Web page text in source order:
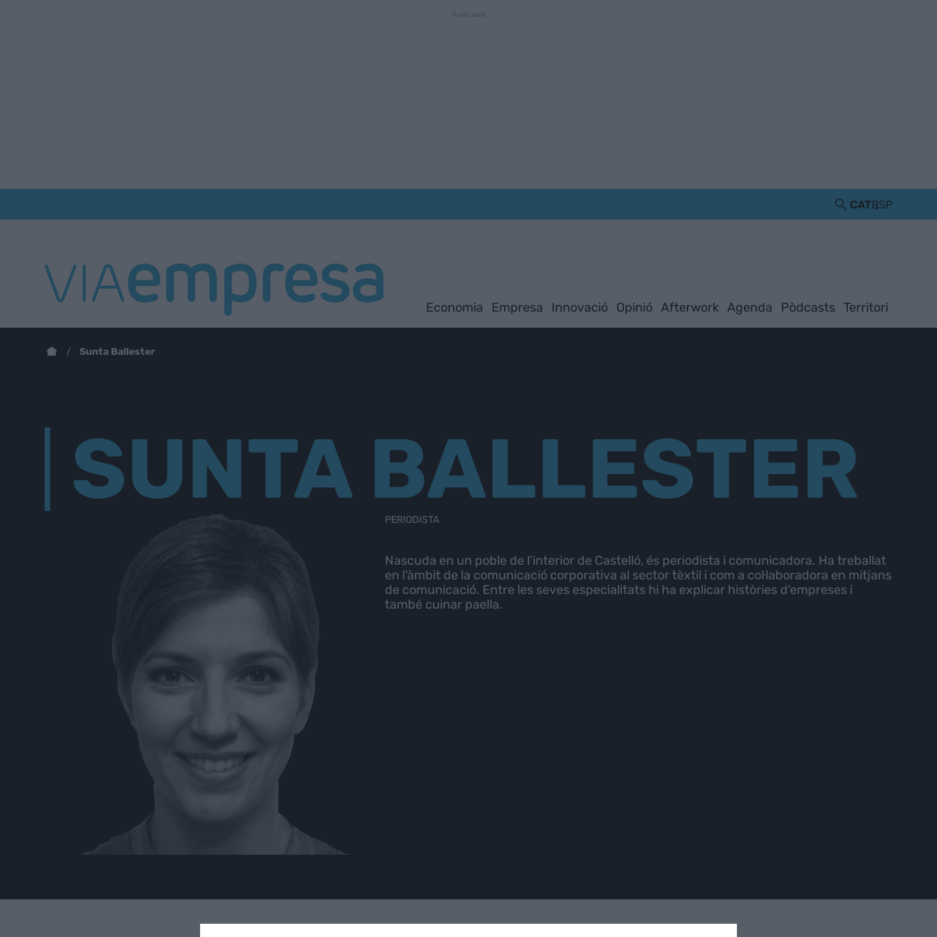
CATESP
Economia Empresa Innovació Opinió Afterwork Agenda Pòdcasts Territori
Sunta Ballester
SUNTA BALLESTER
PERIODISTA
Nascuda en un poble de l'interior de Castelló, és periodista i comunicadora. Ha treballat
en l'àmbit de la comunicació corporativa al sector tèxtil i com a col·laboradora en mitjans
de comunicació. Entre les seves especialitats hi ha explicar històries d'empreses i
també cuinar paella.